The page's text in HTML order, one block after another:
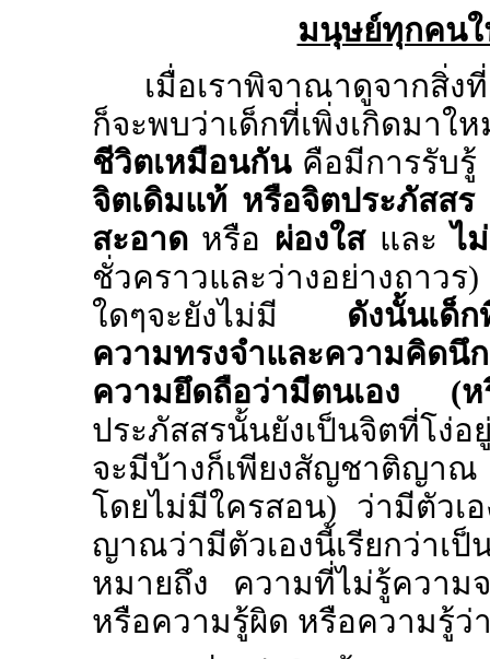
มนุษย์ทุกคนใ
เมื่อเราพิจาณาดูจากสิ่ง
ก็จะพบว่าเด็กที่เพิ่งเกิดมาใ
ชีวิตเหมือนกัน คือมีการรับ
จิตเดิมแท้ หรือจิตประภัสสร
สะอาด หรือ ผ่องใส และไ
ชั่วคราวและว่างอย่างถาว
ใดๆจะยังไม่มี
ดังนั้นเด็
ความทรงจำและความคิดนึ
ความยึดถือว่ามีตนเอง (
ประภัสสรนั้นยังเป็นจิตที่โง่อ
จะมีบ้างก็เพียงสัญชาติญา
โดยไม่มีใครสอน) ว่ามีตัวเ
ญาณว่ามีตัวเองนี้เรียกว่าเป็
หมายถึง ความที่ไม่รู้ความจ
หรือความรู้ผิด หรือความรู้ว่